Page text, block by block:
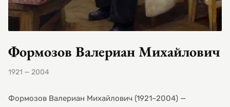
Формозов Валериан Михайлович
1921 — 2004
Формозов Валериан Михайлович (1921–2004) —